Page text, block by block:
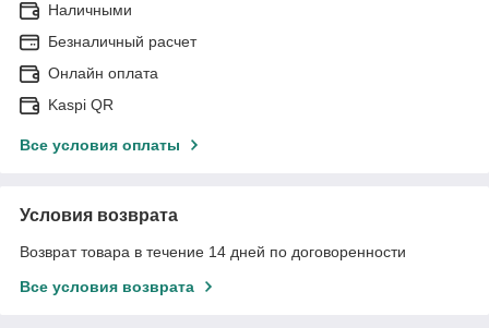
Наличными
Безналичный расчет
Онлайн оплата
Kaspi QR
Все условия оплаты
Условия возврата
Возврат товара в течение 14 дней по договоренности
Все условия возврата